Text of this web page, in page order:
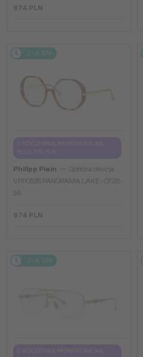
974 PLN
2-4 DNI
Philipp Plein
Optična okvirja
VPP053S PANORAMA LAKE - 0728 -
56
974 PLN
2-4 DNI